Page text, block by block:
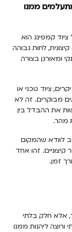
ממנו
קמפינג הוא
לחות גבוהה
ומאורגן בצורה
ציוד טכני או
מבוקרים. זה לא
את ההבדל בין
מהר.
לוודא שהמקום
זהו אחד
זמן.
אלא חלק בלתי
ליהנות ממנו